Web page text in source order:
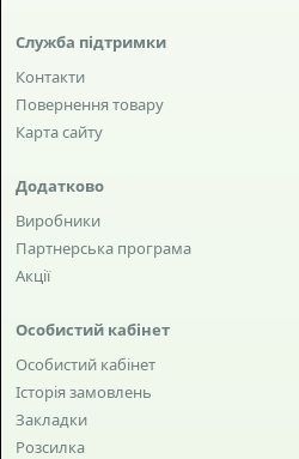
Служба підтримки
Контакти
Повернення товару
Карта сайту
Додатково
Виробники
Партнерська програма
Акції
Особистий кабінет
Особистий кабінет
Історія замовлень
Закладки
Розсилка